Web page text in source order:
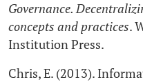
Governance.
concepts and practices.
Institution Press.
Chris, E. (2013).